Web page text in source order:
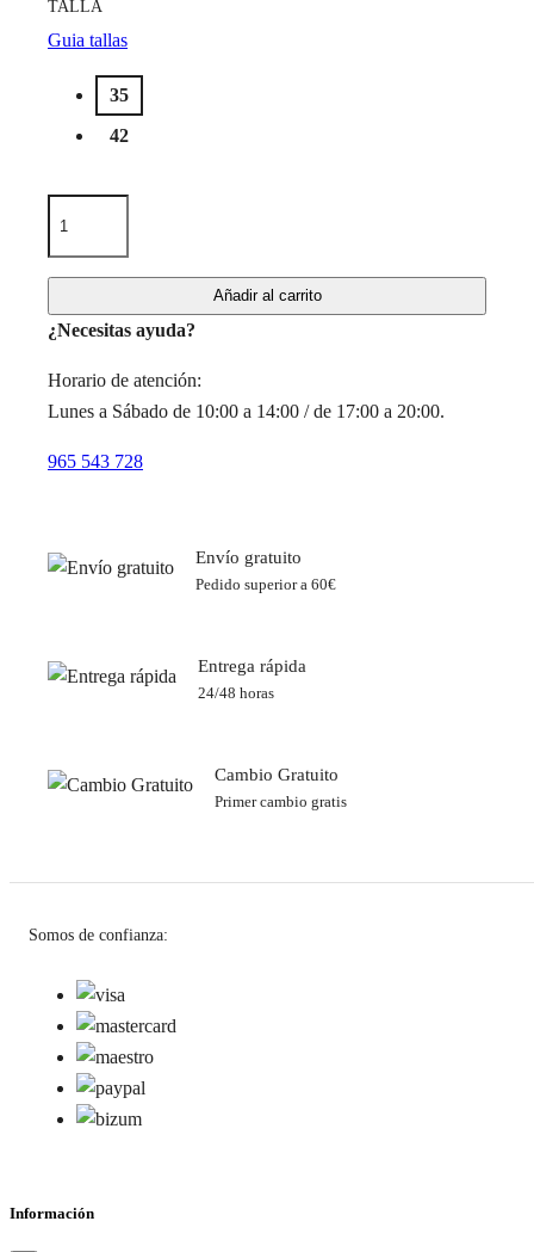
TALLA
Guia tallas
35
42
Añadir al carrito
¿Necesitas ayuda?
Horario de atención:
Lunes a Sábado de 10:00 a 14:00 / de 17:00 a 20:00.
965 543 728
Envío gratuito
Pedido superior a 60€
Entrega rápida
24/48 horas
Cambio Gratuito
Primer cambio gratis
Somos de confianza:
Información